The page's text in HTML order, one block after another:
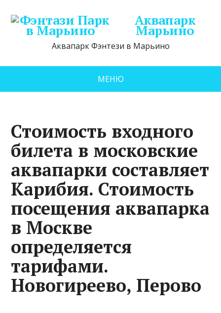
Аквапарк
Марьино
Аквапарк Фэнтези в Марьино
МЕНЮ
Стоимость входного
билета в московские
аквапарки составляет
Карибия. Стоимость
посещения аквапарка
в Москве
определяется
тарифами.
Новогиреево, Перово